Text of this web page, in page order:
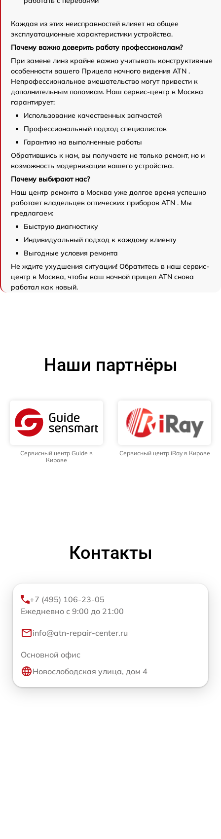
Каждая из этих неисправностей влияет на общее
эксплуатационные характеристики устройства.
Почему важно доверить работу профессионалам?
При замене линз крайне важно учитывать конструктивные
особенности вашего Прицела ночного видения ATN .
Непрофессиональное вмешательство могут привести к
дополнительным поломкам. Наш сервис-центр в Москва
гарантирует:
Использование качественных запчастей
Профессиональный подход специалистов
Гарантию на выполненные работы
Обратившись к нам, вы получаете не только ремонт, но и
возможность модернизации вашего устройства.
Почему выбирают нас?
Наш центр ремонта в Москва уже долгое время успешно
работает владельцев оптических приборов ATN . Мы
предлагаем:
Быструю диагностику
Индивидуальный подход к каждому клиенту
Выгодные условия ремонта
Не ждите ухудшения ситуации! Обратитесь в наш сервис-
центр в Москва, чтобы ваш ночной прицел ATN снова
работал как новый.
Наши партнёры
Сервисный центр Guide в
Кирове
Сервисный центр iRay в Кирове
Контакты
+7 (495) 106-23-05
Ежедневно с 9:00 до 21:00
info@atn-repair-center.ru
Основной офис
Новослободская улица, дом 4